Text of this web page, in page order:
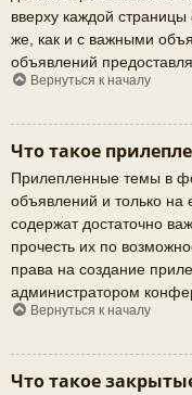
вверху каждой
же, как и с важными
объявлений
Вернуться к началу
Что такое
Прилепленные темы в
объявлений и только на
содержат достаточно
прочесть их по
права на создание
администратором
Вернуться к началу
Что такое